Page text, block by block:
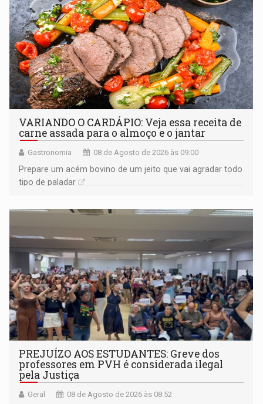
VARIANDO O CARDÁPIO: Veja essa receita de
carne assada para o almoço e o jantar
Gastronomia 08 de Agosto de 2026 às 09:00
Prepare um acém bovino de um jeito que vai agradar todo
tipo de paladar
PREJUÍZO AOS ESTUDANTES: Greve dos
professores em PVH é considerada ilegal
pela Justiça
Geral 08 de Agosto de 2026 às 08:52